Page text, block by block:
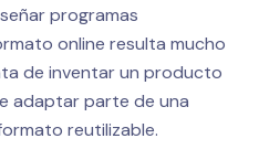
programas
online resulta mucho
de inventar un producto
adaptar parte de una
reutilizable.